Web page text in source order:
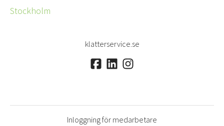
Stockholm
klatterservice.se
Inloggning för medarbetare